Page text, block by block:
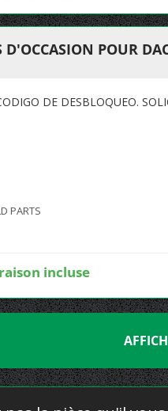
D'OCCASION POUR
DE DESBLOQUEO.
PARTS
incluse